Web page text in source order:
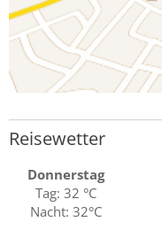
Reisewetter
Donnerstag
Tag: 32 °C
Nacht: 32°C